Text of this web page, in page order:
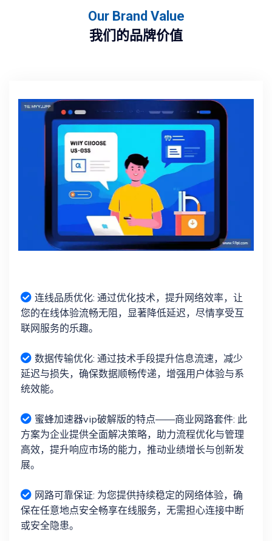
Our Brand Value
我们的品牌价值
连线品质优化: 通过优化技术，提升网络效率，让
您的在线体验流畅无阻，显著降低延迟，尽情享受互
联网服务的乐趣。
数据传输优化: 通过技术手段提升信息流速，减少
延迟与损失，确保数据顺畅传递，增强用户体验与系
统效能。
蜜蜂加速器vip破解版的特点——商业网路套件: 此
方案为企业提供全面解决策略，助力流程优化与管理
高效，提升响应市场的能力，推动业绩增长与创新发
展。
网路可靠保证: 为您提供持续稳定的网络体验，确
保在任意地点安全畅享在线服务，无需担心连接中断
或安全隐患。